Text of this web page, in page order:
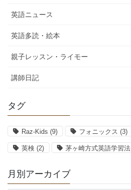
英語ニュース
英語多読・絵本
親子レッスン・ライモー
講師日記
タグ
Raz-Kids (9) フォニックス (3)
英検 (2) 茅ヶ崎方式英語学習法
月別アーカイブ